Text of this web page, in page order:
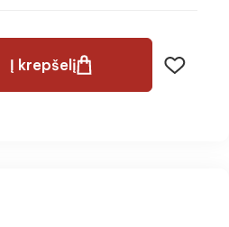
Į krepšelį